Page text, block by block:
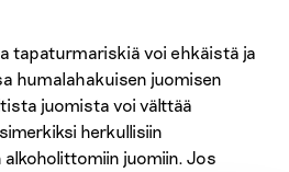
tapaturmariskiä voi ehkäistä ja
humalahakuisen juomisen
juomista voi välttää
herkullisiin
juomiin. Jos